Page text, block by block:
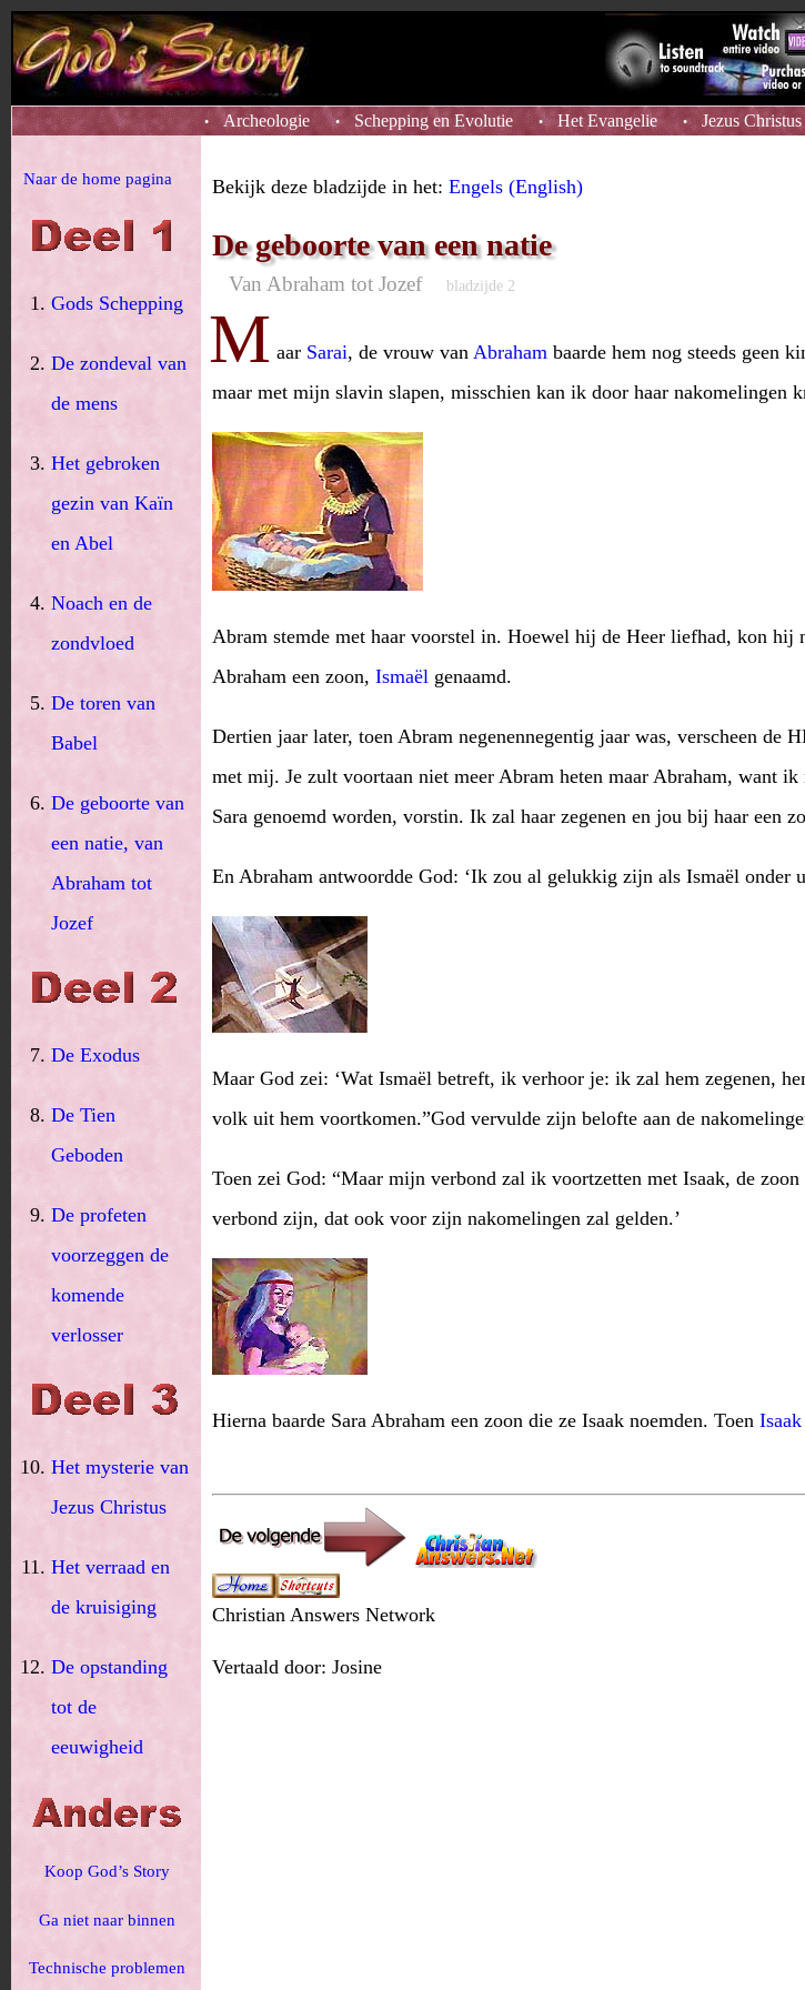
• Archeologie • Schepping en Evolutie • Het Evangelie • Jezus Christus
Naar de home pagina
Gods Schepping
De zondeval van
de mens
Het gebroken
gezin van Kaïn
en Abel
Noach en de
zondvloed
De toren van
Babel
De geboorte van
een natie, van
Abraham tot
Jozef
De Exodus
De Tien
Geboden
De profeten
voorzeggen de
komende
verlosser
Het mysterie van
Jezus Christus
Het verraad en
de kruisiging
De opstanding
tot de
eeuwigheid
Koop God’s Story
Ga niet naar binnen
Technische problemen
Bekijk deze bladzijde in het: Engels (English)
De geboorte van een natie
Van Abraham tot Jozef bladzijde 2
M aar Sarai, de vrouw van Abraham baarde hem nog steeds geen
maar met mijn slavin slapen, misschien kan ik door haar nakomelingen
Abram stemde met haar voorstel in. Hoewel hij de Heer liefhad, kon
Abraham een zoon, Ismaël genaamd.
Dertien jaar later, toen Abram negenennegentig jaar was, verscheen de
met mij. Je zult voortaan niet meer Abram heten maar Abraham, want
Sara genoemd worden, vorstin. Ik zal haar zegenen en jou bij haar een
En Abraham antwoordde God: ‘Ik zou al gelukkig zijn als Ismaël onder
Maar God zei: ‘Wat Ismaël betreft, ik verhoor je: ik zal hem zegenen,
volk uit hem voortkomen.”God vervulde zijn belofte aan de
Toen zei God: “Maar mijn verbond zal ik voortzetten met Isaak, de
verbond zijn, dat ook voor zijn nakomelingen zal gelden.’
Hierna baarde Sara Abraham een zoon die ze Isaak noemden. Toen Isaak
Christian Answers Network
Vertaald door: Josine